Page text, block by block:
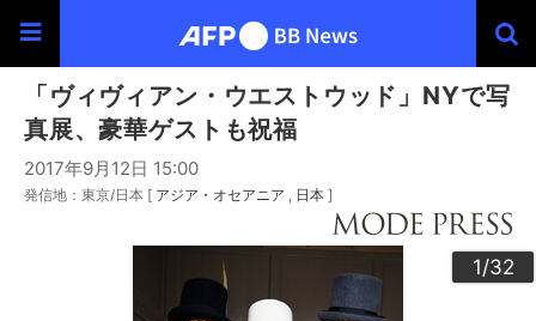
「ヴィヴィアン・ウエストウッド」NYで写
真展、豪華ゲストも祝福
2017年9月12日 15:00
発信地：東京/日本 [ アジア・オセアニア 日本 ]
1/32
2/32
3/32
4/32
5/32
6/32
7/32
8/32
9/32
10/32
11/32
12/32
13/32
14/32
15/32
16/32
17/32
18/32
19/32
20/32
21/32
22/32
23/32
24/32
25/32
26/32
27/32
28/32
29/32
30/32
31/32
32/32